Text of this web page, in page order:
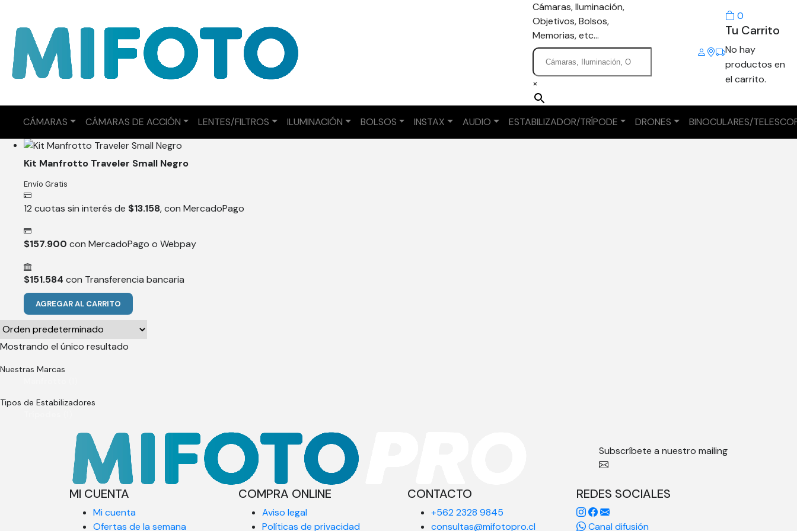
Cámaras, Iluminación,
Objetivos, Bolsos,
Memorias, etc...
×
0
Tu Carrito
No hay
productos en
el carrito.
CÁMARAS CÁMARAS DE ACCIÓN LENTES/FILTROS ILUMINACIÓN BOLSOS INSTAX AUDIO ESTABILIZADOR/TRÍPODE DRONES BINOCULARES/
trípodes
Mostrando el único resultado
Kit Manfrotto Traveler Small Negro
Envío Gratis
12 cuotas sin interés de $13.158, con MercadoPago
$157.900 con MercadoPago o Webpay
$151.584 con Transferencia bancaria
AGREGAR AL CARRITO
Mostrando el único resultado
Nuestras Marcas
Tipos de Estabilizadores
Subscríbete a nuestro mailing
MI CUENTA
Mi cuenta
Ofertas de la semana
COMPRA ONLINE
Aviso legal
Políticas de privacidad
CONTACTO
+562 2328 9845
consultas@mifotopro.cl
REDES SOCIALES
Canal difusión